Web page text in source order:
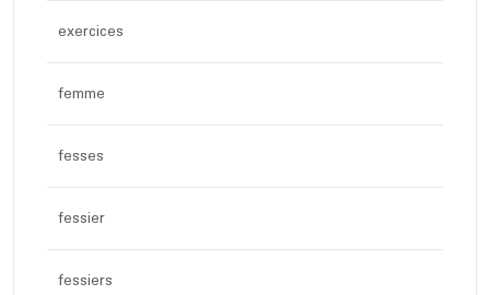
exercices
femme
fesses
fessier
fessiers